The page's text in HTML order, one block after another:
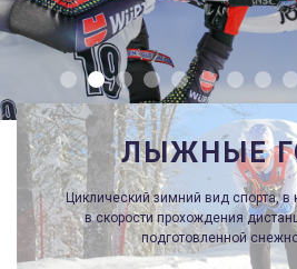
ЛЫЖНЫЕ
Циклический зимний вид спорта, в
в скорости прохождения
подготовленной